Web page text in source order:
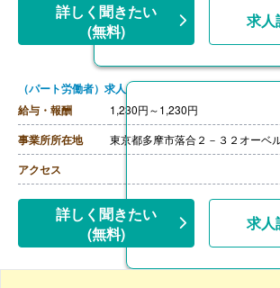
詳しく聞きたい
(無料)
求人
（パート労働者）求人
給与・報酬
1,230円～1,230円
事業所所在地
アクセス
詳しく聞きたい
(無料)
求人